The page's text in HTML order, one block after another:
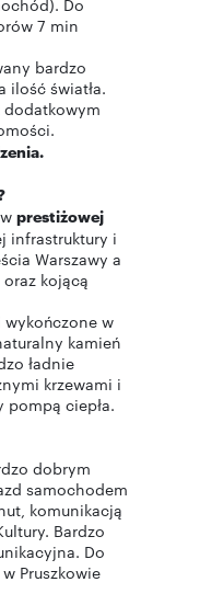
Do
7 min
bardzo
ilość światła.
prestiżowej
infrastruktury i
Warszawy a
kojącą
wykończone w
kamień
ładnie
krzewami i
pompą ciepła.
dobrym
samochodem
komunikacją
Bardzo
Do
Pruszkowie